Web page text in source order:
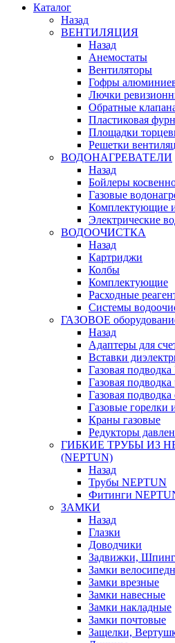
Каталог
Назад
ВЕНТИЛЯЦИЯ
Назад
Анемостаты
Вентиляторы
Гофры
Лючки
Обратные
Пластиковая
Площадки
Решетки
ВОДОНАГРЕВАТЕЛИ
Назад
Бойлеры
Газовые
Комплектующие
Электрические
ВОДООЧИСТКА
Назад
Картриджи
Колбы
Комплектующие
Расходные
Системы
ГАЗОВОЕ
Назад
Адаптеры для
Вставки
Газовая
Газовая подводка
Газовая
Газовые горелки
Краны газовые
Редукторы
ГИБКИЕ ТРУБЫ ИЗ
(NEPTUN)
Назад
Трубы NEPTUN
Фитинги
ЗАМКИ
Назад
Глазки
Доводчики
Задвижки,
Замки
Замки врезные
Замки навесные
Замки накладные
Замки почтовые
Защелки,